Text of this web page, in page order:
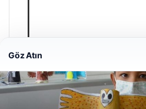
Enes Kaplan Avukatlık
28/04/2026
Göz Atın